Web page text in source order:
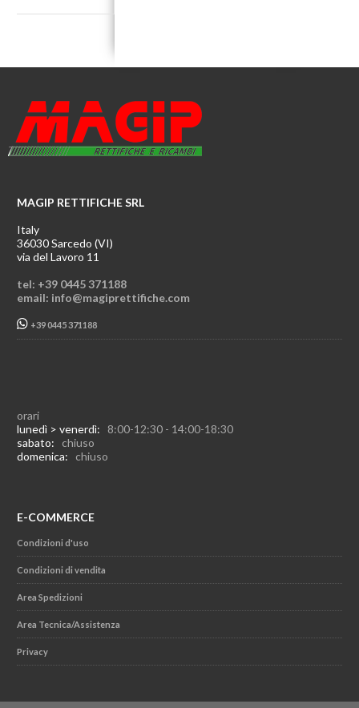
MAGIP RETTIFICHE SRL
Italy
36030 Sarcedo (VI)
via del Lavoro 11
tel: +39 0445 371188
email: info@magiprettifiche.com
+39 0445 371188
orari
lunedì > venerdì: 8:00-12:30 - 14:00-18:30
sabato: chiuso
domenica: chiuso
E-COMMERCE
Condizioni d'uso
Condizioni di vendita
Area Spedizioni
Area Tecnica/Assistenza
Privacy